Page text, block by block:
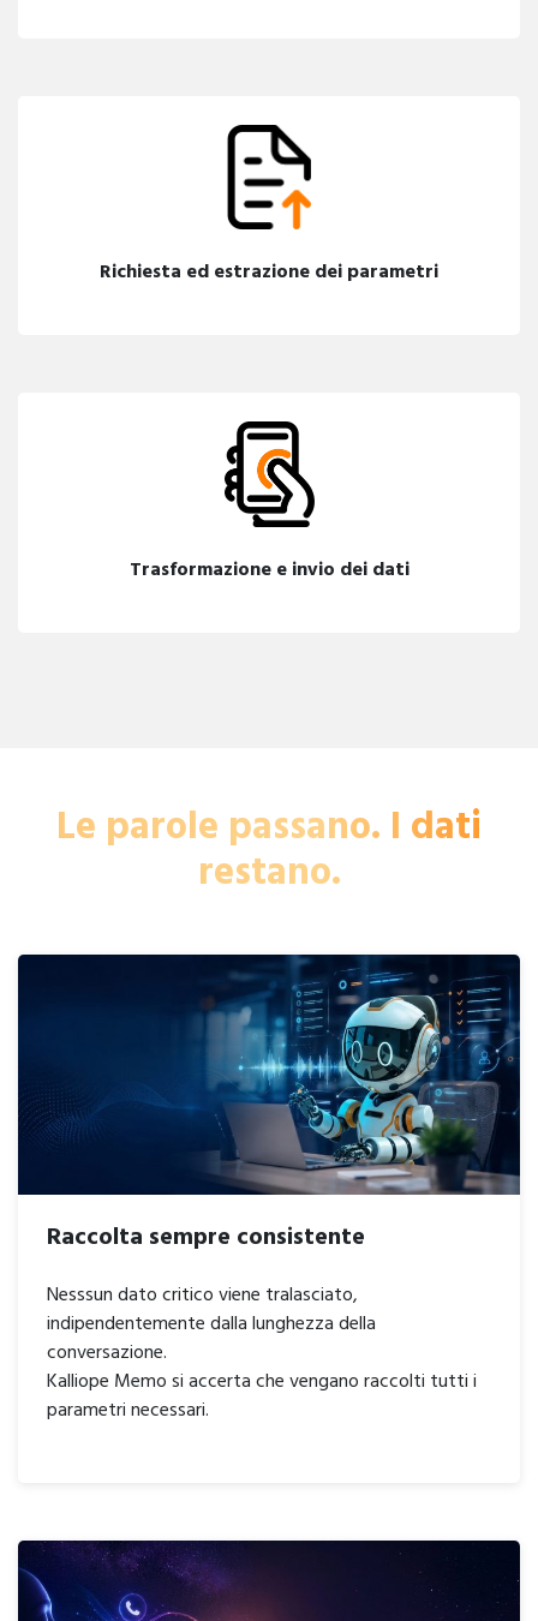
Richiesta ed estrazione dei parametri
Trasformazione e invio dei dati
Le parole passano. I dati
restano.
Raccolta sempre consistente
Nesssun dato critico viene tralasciato,
indipendentemente dalla lunghezza della
conversazione.
Kalliope Memo si accerta che vengano raccolti tutti i
parametri necessari.